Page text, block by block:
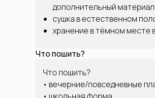
дополнительный материал
сушка в естественном
хранение в тёмном месте
Что пошить?
Что пошить?
• вечерние/повседневные